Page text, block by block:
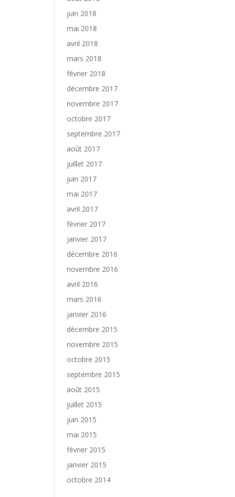
juin 2018
mai 2018
avril 2018
mars 2018
février 2018
décembre 2017
novembre 2017
octobre 2017
septembre 2017
août 2017
juillet 2017
juin 2017
mai 2017
avril 2017
février 2017
janvier 2017
décembre 2016
novembre 2016
avril 2016
mars 2016
janvier 2016
décembre 2015
novembre 2015
octobre 2015
septembre 2015
août 2015
juillet 2015
juin 2015
mai 2015
février 2015
janvier 2015
octobre 2014